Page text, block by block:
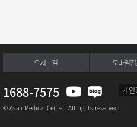
오시는길 모바일
1688-7575 개
© Asan Medical Center. All rights reserved.